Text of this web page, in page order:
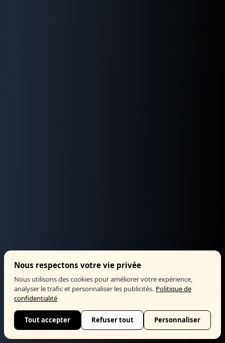
Nous respectons votre vie privée
Nous utilisons des cookies pour améliorer votre expérience,
analyser le trafic et personnaliser les publicités. Politique de
confidentialité
Tout accepter Refuser tout Personnaliser